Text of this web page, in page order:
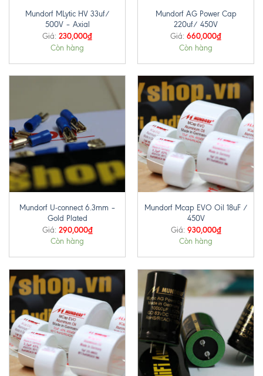
Mundorf MLytic HV 33uf/
500V – Axial
Giá: 230,000₫
Còn hàng
Mundorf AG Power Cap
220uf/ 450V
Giá: 660,000₫
Còn hàng
Mundorf U-connect 6.3mm –
Gold Plated
Giá: 290,000₫
Còn hàng
Mundorf Mcap EVO Oil 18uF /
450V
Giá: 930,000₫
Còn hàng